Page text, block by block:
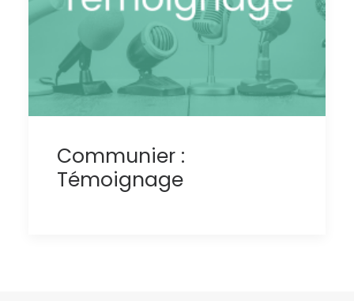
Communier :
Témoignage